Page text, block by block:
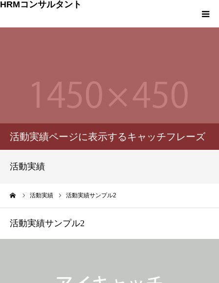
HRMコンサルタント
活動実績ページに表示するキャッチフレーズ
活動実績
活動実績 活動実績サンプル2
活動実績サンプル2
お客様の声
事業内容
お問い合わせ